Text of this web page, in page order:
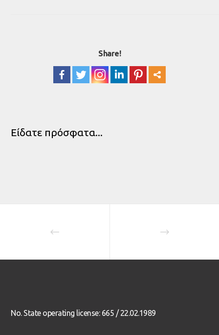
Share!
Είδατε πρόσφατα...
Aruba Alani of Marathon Land
No. State operating license: 665 / 22.02.1989